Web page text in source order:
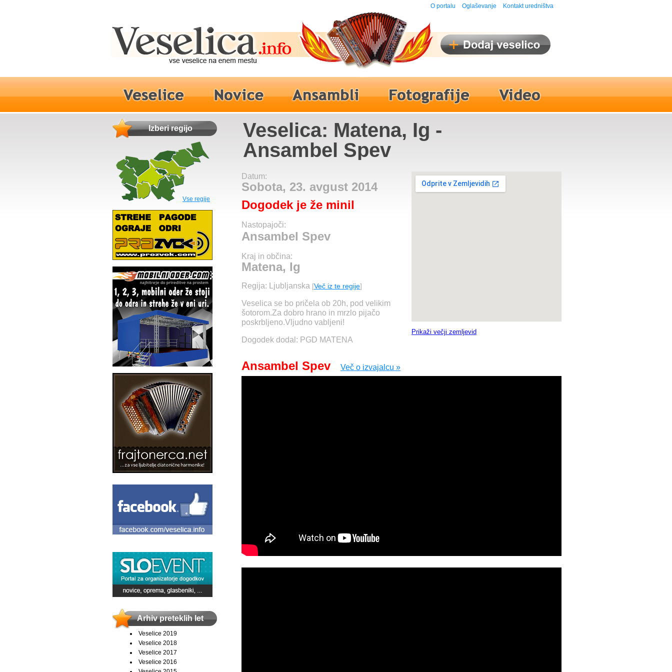
O portalu Oglaševanje Kontakt uredništva
Izberi regijo
Vse regije
Arhiv preteklih let
Veselice 2019
Veselice 2018
Veselice 2017
Veselice 2016
Veselica: Matena, Ig -
Ansambel Spev
Prikaži večji zemljevid
Datum:
Sobota, 23. avgust 2014
Dogodek je že minil
Nastopajoči:
Ansambel Spev
Kraj in občina:
Matena, Ig
Regija: Ljubljanska [Več iz te regije]
Veselica se bo pričela ob 20h, pod velikim
šotorom.Za dobro hrano in mrzlo pijačo
poskrbljeno.Vljudno vabljeni!
Dogodek dodal: PGD MATENA
Ansambel Spev Več o izvajalcu »